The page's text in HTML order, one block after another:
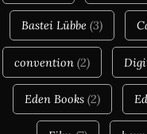
Bastei Lübbe (3)
convention (2)
Eden Books (2)